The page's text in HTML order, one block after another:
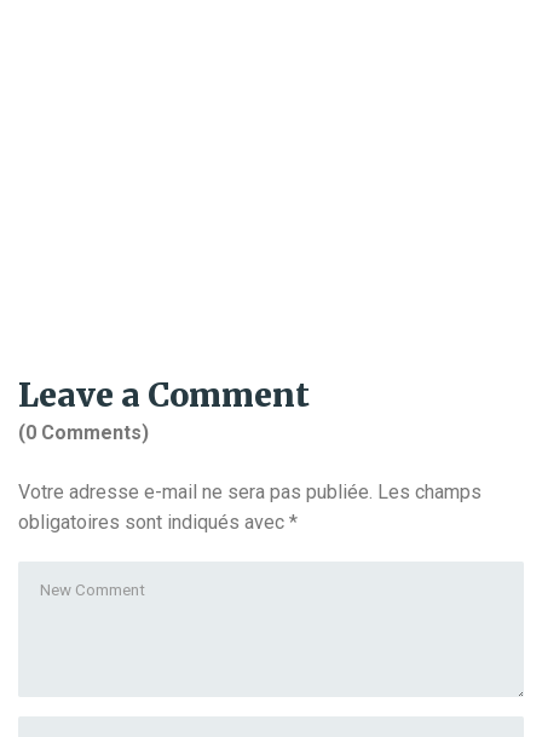
Leave a Comment
(0 Comments)
Votre adresse e-mail ne sera pas publiée. Les champs
obligatoires sont indiqués avec *